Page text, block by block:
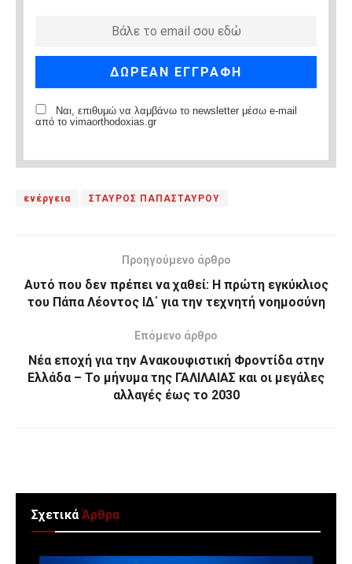
Ναι, επιθυμώ να λαμβάνω το newsletter μέσω e-mail
από το vimaorthodoxias.gr
ενέργεια ΣΤΑΥΡΟΣ ΠΑΠΑΣΤΑΥΡΟΥ
Προηγούμενο άρθρο
Αυτό που δεν πρέπει να χαθεί: Η πρώτη εγκύκλιος
του Πάπα Λέοντος ΙΔ΄ για την τεχνητή νοημοσύνη
Επόμενο άρθρο
Νέα εποχή για την Ανακουφιστική Φροντίδα στην
Ελλάδα – Το μήνυμα της ΓΑΛΙΛΑΙΑΣ και οι μεγάλες
αλλαγές έως το 2030
ΣχετικάΆρθρα